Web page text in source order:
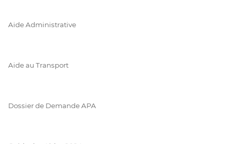
Aide Administrative
Aide au Transport
Dossier de Demande APA